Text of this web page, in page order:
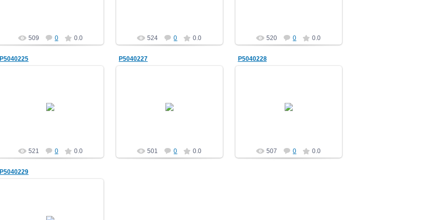
509 0 0.0 524 0 0.0 520 0 0.0
P5040225
521 0 0.0
P5040227
501 0 0.0
P5040228
507 0 0.0
P5040229